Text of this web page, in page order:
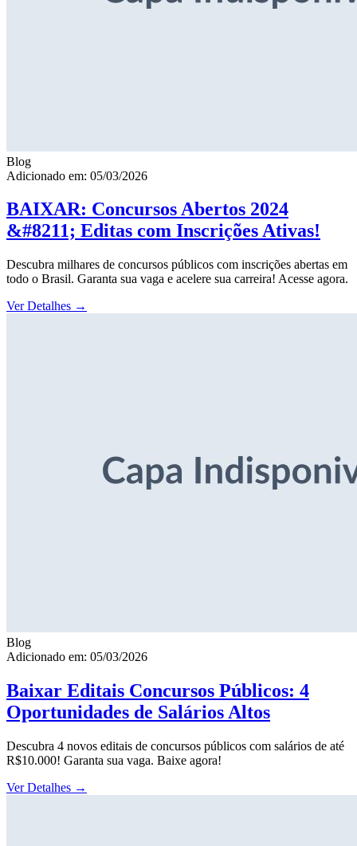
Blog
Adicionado em: 05/03/2026
BAIXAR: Concursos Abertos 2024
&#8211; Editas com Inscrições Ativas!
Descubra milhares de concursos públicos com inscrições abertas em
todo o Brasil. Garanta sua vaga e acelere sua carreira! Acesse agora.
Ver Detalhes →
Blog
Adicionado em: 05/03/2026
Baixar Editais Concursos Públicos: 4
Oportunidades de Salários Altos
Descubra 4 novos editais de concursos públicos com salários de até
R$10.000! Garanta sua vaga. Baixe agora!
Ver Detalhes →